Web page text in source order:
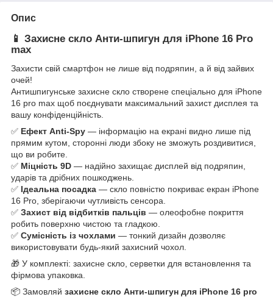
Опис
📱 Захисне скло Анти-шпигун для iPhone 16 Pro
max
Захисти свій смартфон не лише від подряпин, а й від зайвих
очей!
Антишпигунське захисне скло створене спеціально для iPhone
16 pro max щоб поєднувати максимальний захист дисплея та
вашу конфіденційність.
✅ Ефект Anti-Spy — інформацію на екрані видно лише під
прямим кутом, сторонні люди збоку не зможуть роздивитися,
що ви робите.
✅ Міцність 9D — надійно захищає дисплей від подряпин,
ударів та дрібних пошкоджень.
✅ Ідеальна посадка — скло повністю покриває екран iPhone
16 Pro, зберігаючи чутливість сенсора.
✅ Захист від відбитків пальців — олеофобне покриття
робить поверхню чистою та гладкою.
✅ Сумісність із чохлами — тонкий дизайн дозволяє
використовувати будь-який захисний чохол.
🎁 У комплекті: захисне скло, серветки для встановлення та
фірмова упаковка.
📦 Замовляй захисне скло Анти-шпигун для iPhone 16 pro